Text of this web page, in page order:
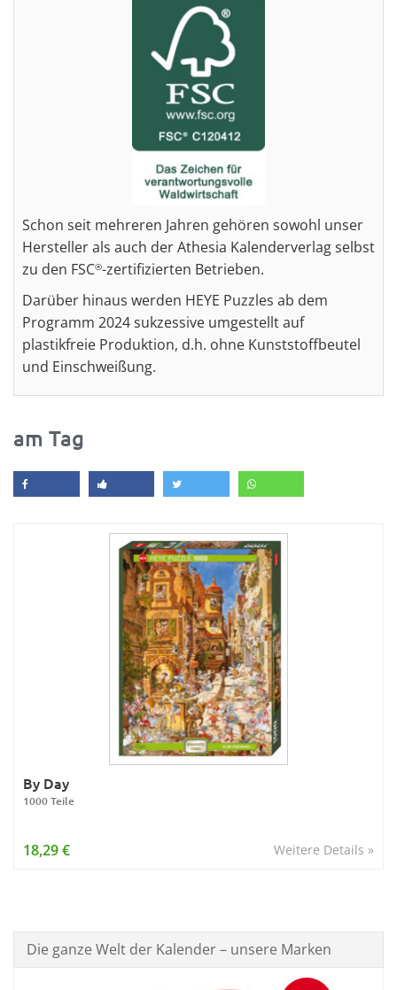
Schon seit mehreren Jahren gehören sowohl unser
Hersteller als auch der Athesia Kalenderverlag selbst
zu den FSC®-zertifizierten Betrieben.
Darüber hinaus werden HEYE Puzzles ab dem
Programm 2024 sukzessive umgestellt auf
plastikfreie Produktion, d.h. ohne Kunststoffbeutel
und Einschweißung.
am Tag
By Day
1000 Teile
Weitere Details »
18,29 €
Die ganze Welt der Kalender – unsere Marken